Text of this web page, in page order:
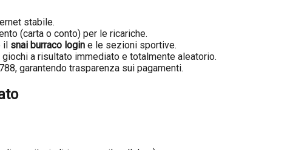
stabile.
(carta o conto) per le ricariche.
il snai burraco login e le sezioni sportive.
a risultato immediato e totalmente aleatorio.
garantendo trasparenza sui pagamenti.